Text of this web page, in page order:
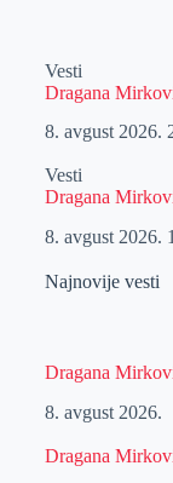
Vesti
Dragana
8. avgust 2026.
Vesti
Dragana
8. avgust 2026.
Najnovije vesti
Dragana
8. avgust 2026.
Dragana